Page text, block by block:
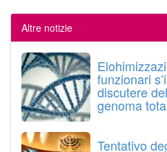
Altre notizie
funzionari
discutere
genoma
Tentativo